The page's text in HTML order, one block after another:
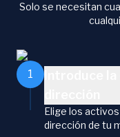
Solo se necesitan
1
Elige los
dirección de tu